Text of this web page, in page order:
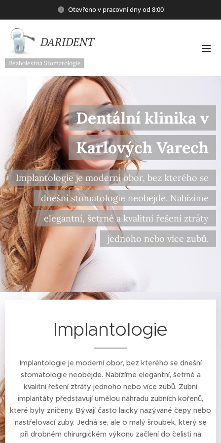
Otevřeno v pracovní dny od 8:00
DARIDENT
Bezbolestná Stomatologie
Dentální klinika v
Karlových Varech
Implantologie je moderní obor, bez kterého se
dnešní stomatologie neobejde. Nabízíme
elegantní, šetrné a kvalitní řešení ztráty
jednoho nebo více zubů.
Implantologie
Implantologie je moderní obor, bez kterého se dnešní
stomatologie neobejde. Nabízíme elegantní, šetrné a
kvalitní řešení ztráty jednoho nebo více zubů. Zubní
implantáty představují umělou náhradu zubních kořenů,
které byly zničeny. Bývají často laicky nazývané čepy nebo
nastřelovací zuby. Jedná se, ale o malý šroubek, který se
při drobném chirurgickém výkonu začlení do čelisti na